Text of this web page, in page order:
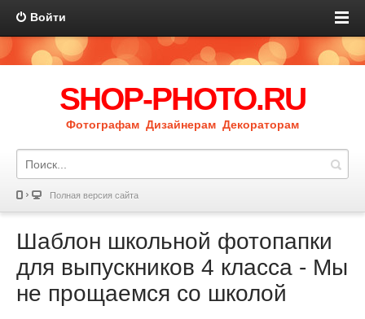
Войти
SHOP-PHOTO.RU
Фотографам Дизайнерам Декораторам
Полная версия сайта
Шаблон школьной фотопапки
для выпускников 4 класса - Мы
не прощаемся со школой